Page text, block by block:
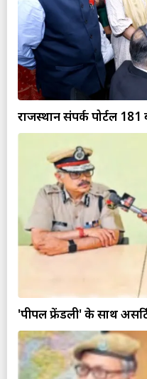
राजस्थान संपर्क पोर्टल
'पीपल फ्रेंडली' के साथ